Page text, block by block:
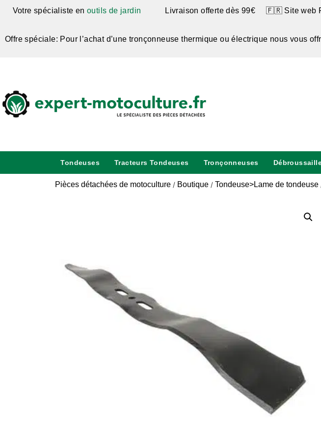
Votre spécialiste en outils de jardin Livraison offerte dès 99€ 🇫🇷 Site web
Offre spéciale: Pour l’achat d’une tronçonneuse thermique ou électrique nous vous
Tondeuses Tracteurs Tondeuses Tronçonneuses
Pièces détachées de motoculture / Boutique / Tondeuse>Lame de tondeuse